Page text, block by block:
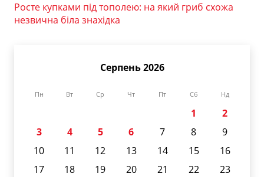
Росте купками під тополею: на який гриб схожа
незвична біла знахідка
Серпень 2026
Пн Вт Ср Чт Пт Сб Нд
1
2
3
4 5 6 7 8
9
10
11 12 13 14 15
16
17
18 19 20 21 22
23